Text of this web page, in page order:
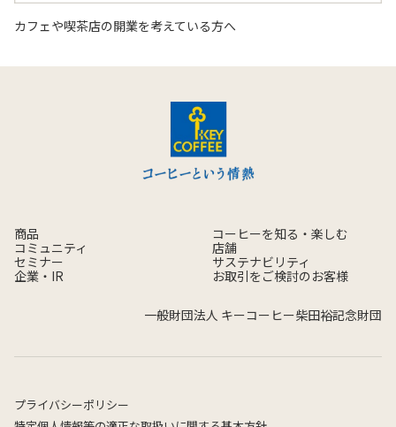
カフェや喫茶店の開業を考えている方へ
商品
コーヒーを知る・楽しむ
コミュニティ
店舗
セミナー
サステナビリティ
企業・IR
お取引をご検討のお客様
一般財団法人 キーコーヒー柴田裕記念財団
プライバシーポリシー